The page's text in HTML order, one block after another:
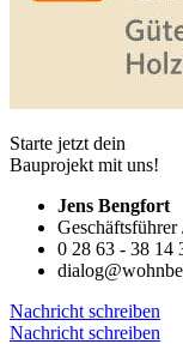
Starte jetzt dein
Bauprojekt mit uns!
Jens Bengfort
0 28 63 - 38 14
Nachricht schreiben
Nachricht schreiben